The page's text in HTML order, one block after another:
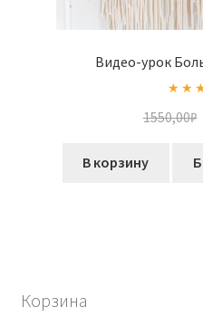
Видео-урок
1550,00₽
В корзину
Корзина